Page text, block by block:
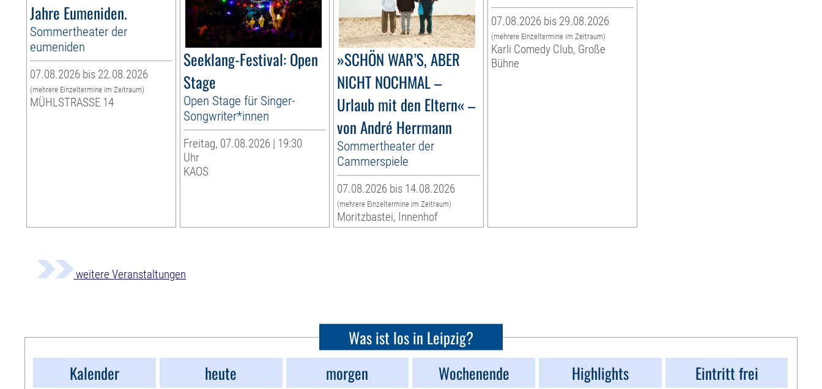
Jahre Eumeniden.
Sommertheater der
eumeniden
07.08.2026 bis 22.08.2026
(mehrere Einzeltermine im Zeitraum)
MÜHLSTRASSE 14
Seeklang-Festival: Open
Stage
Open Stage für Singer-
Songwriter*innen
Freitag, 07.08.2026 | 19:30
Uhr
KAOS
»SCHÖN WAR’S, ABER
NICHT NOCHMAL –
Urlaub mit den Eltern« –
von André Herrmann
Sommertheater der
Cammerspiele
07.08.2026 bis 14.08.2026
(mehrere Einzeltermine im Zeitraum)
Moritzbastei, Innenhof
07.08.2026 bis 29.08.2026
(mehrere Einzeltermine im Zeitraum)
Karli Comedy Club, Große
Bühne
weitere Veranstaltungen
Was ist los in Leipzig?
Kalender
heute morgen Wochenende Highlights Eintritt frei